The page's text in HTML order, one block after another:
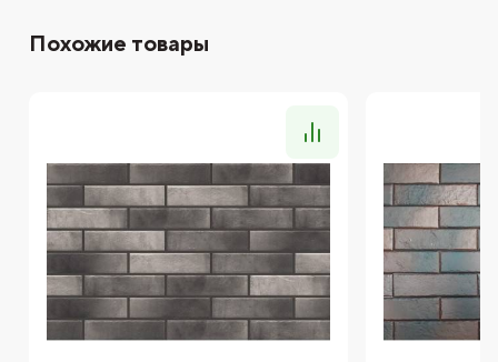
Похожие товары